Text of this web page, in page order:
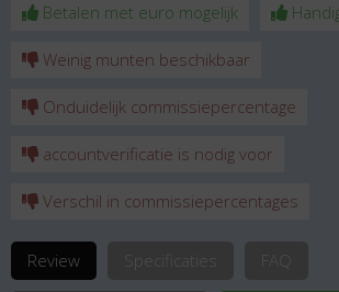
Betalen met euro mogelijk
Weinig munten beschikbaar
Onduidelijk commissiepercentage
accountverificatie is nodig voor
Verschil in commissiepercentages
Review Specificaties FAQ